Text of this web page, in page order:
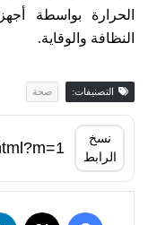
الحرارة بواسطة
النظافة والوقاية.
التصنيفات: صحة
نسخ
الرابط